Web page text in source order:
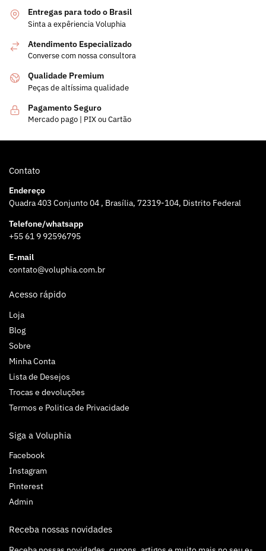
Entregas para todo o Brasil
Sinta a expêriencia Voluphia
Atendimento Especializado
Converse com nossa consultora
Qualidade Premium
Peças de altíssima qualidade
Pagamento Seguro
Mercado pago | PIX ou Cartão
Contato
Endereço
Quadra 403 Conjunto 04 , Brasília, 72319-104, Distrito Federal
Telefone/whatsapp
+55 61 9 92596795
E-mail
contato@voluphia.com.br
Acesso rápido
Loja
Blog
Sobre
Minha Conta
Lista de Desejos
Trocas e devoluções
Termos e Politica de Privacidade
Siga a Voluphia
Facebook
Instagram
Pinterest
Admin
Receba nossas novidades